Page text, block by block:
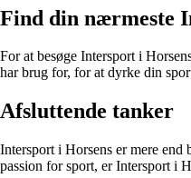
Find din nærmeste
For at besøge Intersport i
har brug for, for at dyrke din
Afsluttende tanker
Intersport i Horsens er mere end
passion for sport, er Intersport i